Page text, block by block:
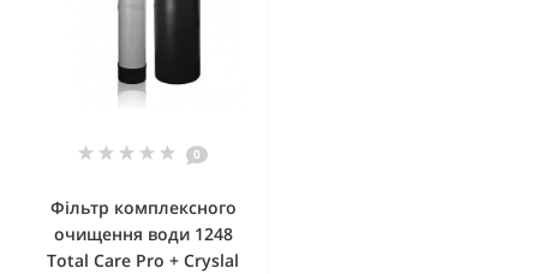
0
Фільтр комплексного
очищення води 1248
Total Care Pro + Cryslal